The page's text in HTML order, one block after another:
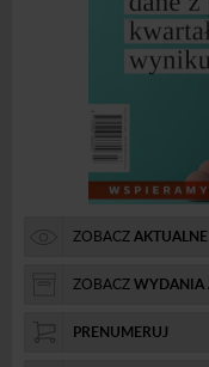
ZOBACZ
ZOBACZWYDANIA
PRENUMERUJ